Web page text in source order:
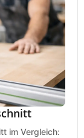
im Vergleich: